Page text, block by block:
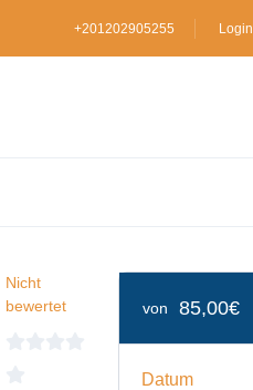
+201202905255 Login
Nicht
bewertet
von 85,00€
Datum